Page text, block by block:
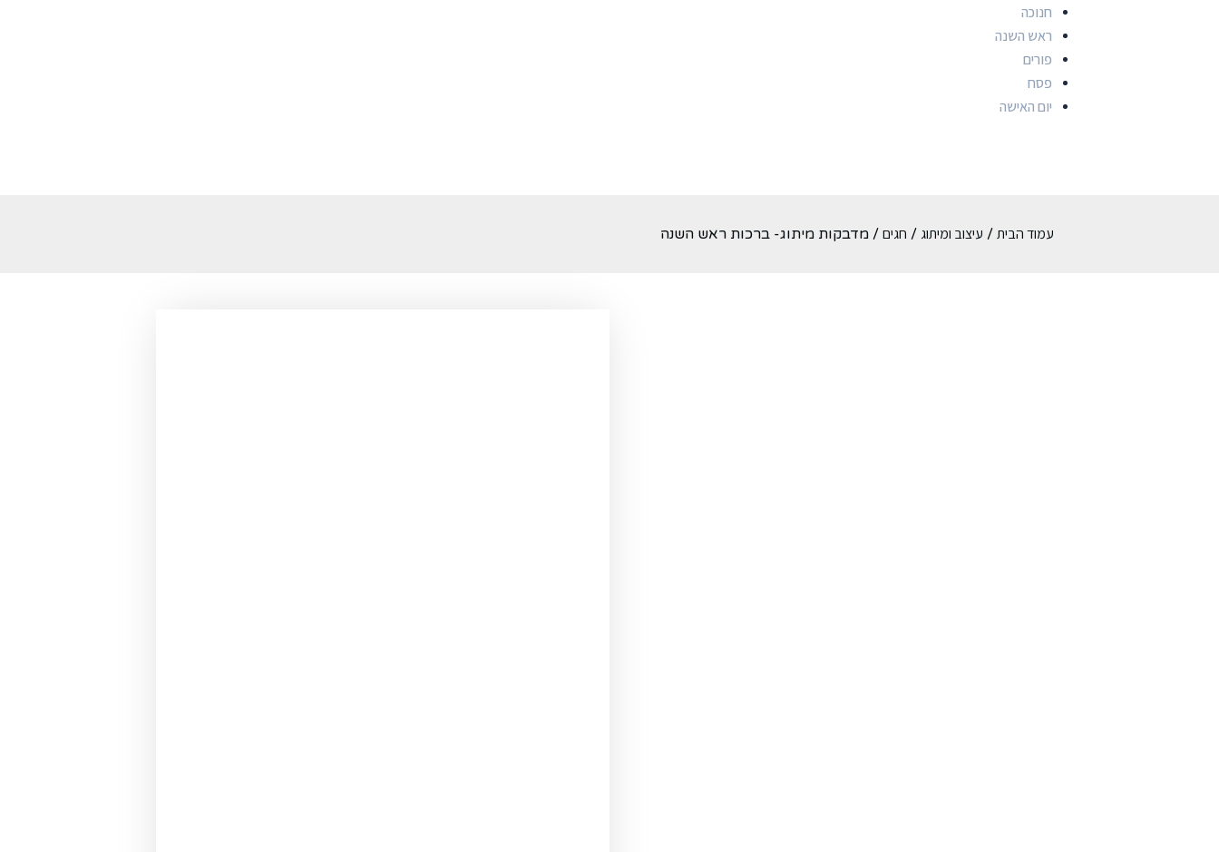
חנוכה
ראש השנה
פורים
פסח
יום האישה
עמוד הבית / עיצוב ומיתוג / חגים / מדבקות מיתוג- ברכות ראש השנה